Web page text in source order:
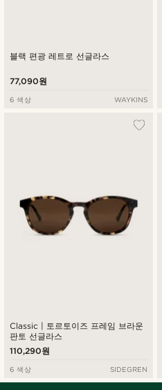
블랙 편광 레트로 선글라스
77,090원
6 색상 WAYKINS
Classic | 토르토이즈 프레임 브라운
판토 선글라스
110,290원
6 색상 SIDEGREN